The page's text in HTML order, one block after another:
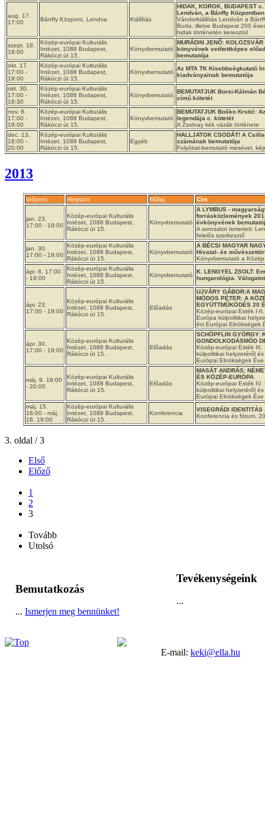
aug. 17.
17:00
Bánffy Központ, Lendva Kiállítás
HIDAK, KOROK, BUDAPEST
Lendván, a Bánffy Központban
Vándorkiállítás Lendván a
Buda, illetve Budapest 200
hidak történetén keresztül
szept. 18.
18:00
Közép-európai Kulturális
Intézet, 1088 Budapest,
Rákóczi út 15.
Könyvbemutató
MURÁDIN JENŐ:
könyvének vetítettképes
bemutatója
okt. 17.
17:00 -
19:00
Közép-európai Kulturális
Intézet, 1088 Budapest,
Rákóczi út 15.
Könyvbemutató
Az MTA TK Kisebbségkutató
kiadványainak bemutatója
okt. 30.
17:00 -
18:30
Közép-európai Kulturális
Intézet, 1088 Budapest,
Rákóczi út 15.
Könyvbemutató
BEMUTATJUK Borsi-Kálmán
című kötetét
nov. 8.
17:00 -
19:00
Közép-európai Kulturális
Intézet, 1088 Budapest,
Rákóczi út 15.
Könyvbemutató
BEMUTATJUK Boško Krstić:
legendája c. kötetét
A Zsolnay kék vázák története
dec. 13.
18:00 -
20:00
Közép-európai Kulturális
Intézet, 1088 Budapest,
Rákóczi út 15.
Egyéb
HALLJATOK CSODÁT! A
számának bemutatója
Folyóirat-bemutató mesével,
2013
Időpont Helyszín Műfaj Cím
jan. 23.
17:00 - 19:00
Közép-európai Kulturális
Intézet, 1088 Budapest,
Rákóczi út 15.
Könyvbemutató
A LYMBUS -
forrásközlemények
évkönyvének
A sorozatot ismerteti:
felelős szerkesztő
jan. 30.
17:00 - 19:00
Közép-európai Kulturális
Intézet, 1088 Budapest,
Rákóczi út 15.
Könyvbemutató
A BÉCSI MAGYAR
Hivatal- és
Könyvbemutató a
ápr. 8. 17:00
- 19:00
Közép-európai Kulturális
Intézet, 1088 Budapest,
Rákóczi út 15.
Könyvbemutató
K. LENGYEL ZSOLT:
hungarológia.
ápr. 23.
17:00 - 19:00
Közép-európai Kulturális
Intézet, 1088 Budapest,
Rákóczi út 15.
Előadás
UJVÁRY GÁBOR:A
MÓDOS PÉTER: A
EGYÜTTMŰKÖDÉS 20
Közép-európai Esték I-
Európa külpolitikai
évi Európai Elnökségek
ápr. 30.
17:00 - 19:00
Közép-európai Kulturális
Intézet, 1088 Budapest,
Rákóczi út 15.
Előadás
SCHÖPFLIN GYÖRGY:
GONDOLKODÁSMÓD
Közép-európai Esték
külpolitikai helyzetéről
Európai Elnökségek
máj. 9. 18:00
- 20:00
Közép-európai Kulturális
Intézet, 1088 Budapest,
Rákóczi út 15.
Előadás
MASÁT ANDRÁS:
ÉS KÖZÉP-EURÓPA
Közép-európai Esték
külpolitikai helyzetéről
Európai Elnökségek
máj. 15.
16:00 - máj.
16. 19:00
Közép-európai Kulturális
Intézet, 1088 Budapest,
Rákóczi út 15.
Konferencia
VISEGRÁDI
Konferencia és fórum,
3. oldal / 3
Első
Előző
1
2
3
Tovább
Utolsó
Bemutatkozás
... Ismerjen meg bennünket!
Tevékenységeink
...
E-mail: keki@ella.hu